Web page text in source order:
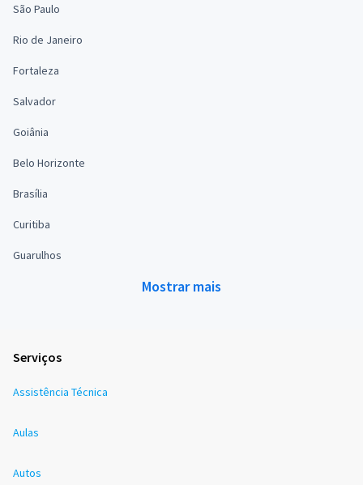
São Paulo
Rio de Janeiro
Fortaleza
Salvador
Goiânia
Belo Horizonte
Brasília
Curitiba
Guarulhos
Mostrar mais
Serviços
Assistência Técnica
Aulas
Autos